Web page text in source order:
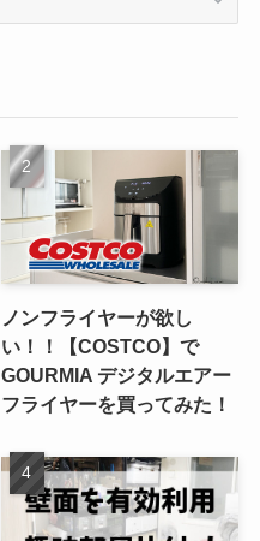
ノンフライヤーが欲し
い！！【COSTCO】で
GOURMIA デジタルエアー
フライヤーを買ってみた！